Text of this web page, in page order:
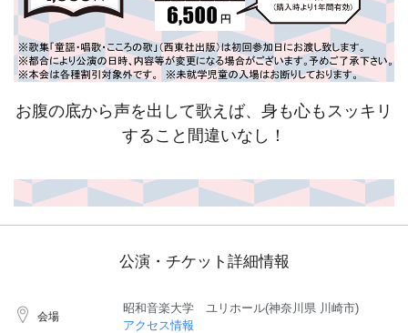
お腹の底から声を出して歌えば、身も心もスッキリ
すること間違いなし！
公演・チケット詳細情報
会場
昭和音楽大学 ユリホール(神奈川県 川崎市)
アクセス情報